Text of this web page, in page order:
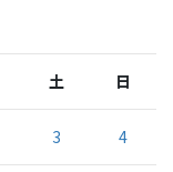
土 日
3 4